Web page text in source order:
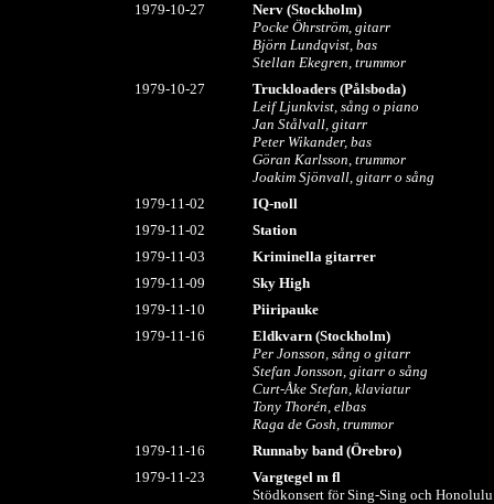
1979-10-27
Nerv (Stockholm)
Pocke Öhrström, gitarr
Björn Lundqvist, bas
Stellan Ekegren, trummor
1979-10-27
Truckloaders (Pålsboda)
Leif Ljunkvist, sång o piano
Jan Stålvall, gitarr
Peter Wikander, bas
Göran Karlsson, trummor
Joakim Sjönvall, gitarr o sång
1979-11-02
IQ-noll
1979-11-02
Station
1979-11-03
Kriminella gitarrer
1979-11-09
Sky High
1979-11-10
Piiripauke
1979-11-16
Eldkvarn (Stockholm)
Per Jonsson, sång o gitarr
Stefan Jonsson, gitarr o sång
Curt-Åke Stefan, klaviatur
Tony Thorén, elbas
Raga de Gosh, trummor
1979-11-16
Runnaby band (Örebro)
1979-11-23
Vargtegel m fl
Stödkonsert för Sing-Sing och